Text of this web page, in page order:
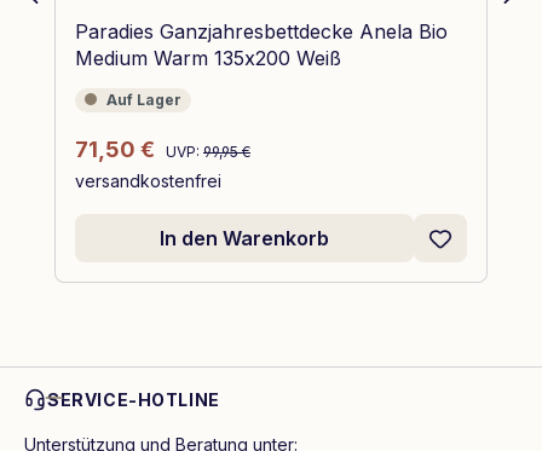
Paradies Ganzjahresbettdecke Anela Bio
Medium Warm 135x200 Weiß
Auf Lager
Auf Lager
Verkaufspreis:
71,50 € Regulärer Preis:
UVP: 99,95 €
versandkostenfrei
In den Warenkorb
SERVICE-HOTLINE
Unterstützung und Beratung unter: